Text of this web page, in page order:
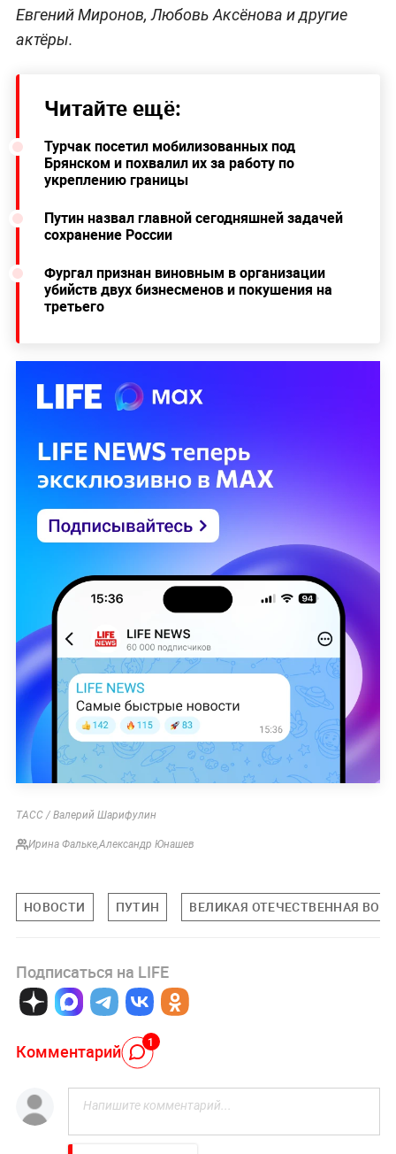
Евгений Миронов, Любовь Аксёнова и другие
актёры.
Читайте ещё:
Турчак посетил мобилизованных под
Брянском и похвалил их за работу по
укреплению границы
Путин назвал главной сегодняшней задачей
сохранение России
Фургал признан виновным в организации
убийств двух бизнесменов и покушения на
третьего
ТАСС / Валерий Шарифулин
Ирина Фальке,Александр Юнашев
НОВОСТИ ПУТИН ВЕЛИКАЯ ОТЕЧЕСТВЕННАЯ
Подписаться на LIFE
Комментарий 1